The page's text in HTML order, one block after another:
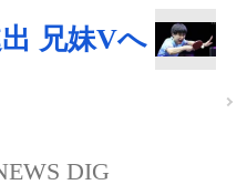
兄妹Vへ
DIG